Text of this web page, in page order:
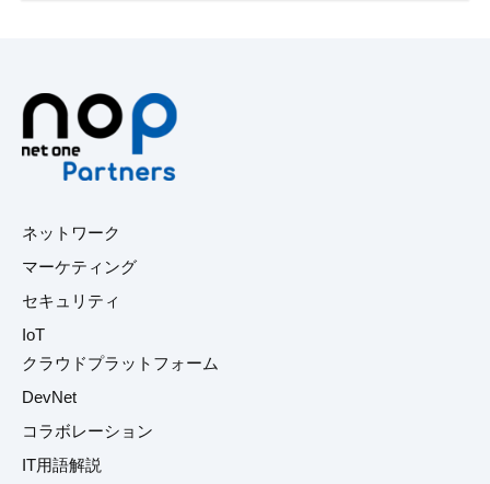
ネットワーク
マーケティング
セキュリティ
IoT
クラウドプラットフォーム
DevNet
コラボレーション
IT用語解説